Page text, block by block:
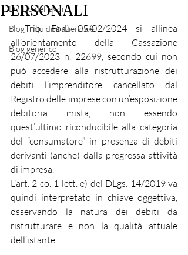
Diritto del lavoro
Blog - liquidità aziendale
Blog generico
PERSONALI
Il Trib. Forlì 05/02/2024 si allinea
all’orientamento della Cassazione
26/07/2023 n. 22699, secondo cui non
può accedere alla ristrutturazione dei
debiti l’imprenditore cancellato dal
Registro delle imprese con un’esposizione
debitoria mista, non essendo
quest’ultimo riconducibile alla categoria
del “consumatore” in presenza di debiti
derivanti (anche) dalla pregressa attività
di impresa.
L’art. 2 co. 1 lett. e) del DLgs. 14/2019 va
quindi interpretato in chiave oggettiva,
osservando la natura dei debiti da
ristrutturare e non la qualità attuale
dell’istante.